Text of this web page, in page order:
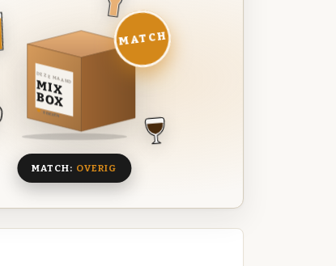
DEZE MAAND
MIX
BOX
8 BIEREN
MATCH
MATCH: OVERIG